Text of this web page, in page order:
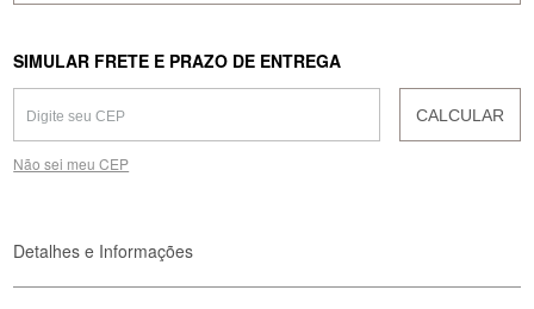
SIMULAR FRETE E PRAZO DE ENTREGA
CALCULAR
Não sei meu CEP
Detalhes e Informações